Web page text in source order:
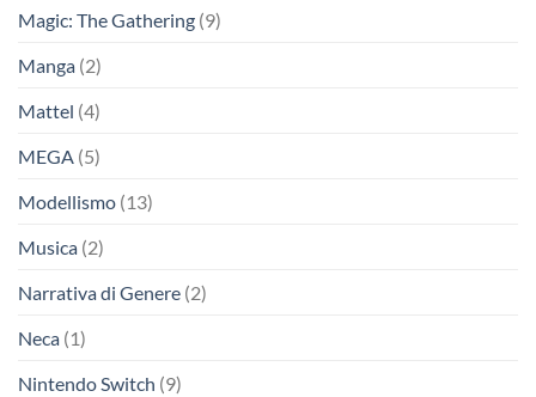
Magic: The Gathering (9)
Manga (2)
Mattel (4)
MEGA (5)
Modellismo (13)
Musica (2)
Narrativa di Genere (2)
Neca (1)
Nintendo Switch (9)